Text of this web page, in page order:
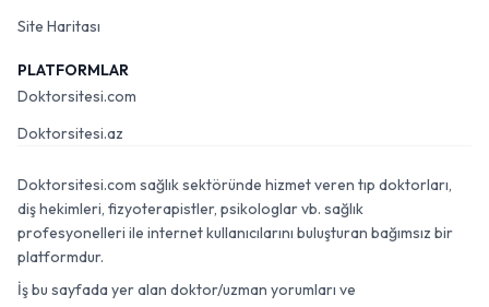
Site Haritası
PLATFORMLAR
Doktorsitesi.com
Doktorsitesi.az
Doktorsitesi.com sağlık sektöründe hizmet veren tıp doktorları,
diş hekimleri, fizyoterapistler, psikologlar vb. sağlık
profesyonelleri ile internet kullanıcılarını buluşturan bağımsız bir
platformdur.
İş bu sayfada yer alan doktor/uzman yorumları ve